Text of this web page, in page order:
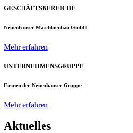
GESCHÄFTSBEREICHE
Neuenhauser Maschinenbau GmbH
Mehr erfahren
UNTERNEHMENSGRUPPE
Firmen der Neuenhauser Gruppe
Mehr erfahren
Aktuelles